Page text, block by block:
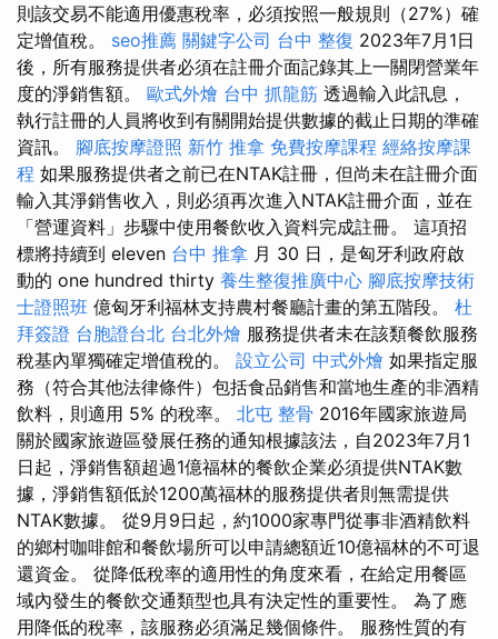
則該交易不能適用優惠稅率，必須按照一般規則（27%）確
定增值稅。 seo推薦 關鍵字公司 台中 整復 2023年7月1日
後，所有服務提供者必須在註冊介面記錄其上一關閉營業年
度的淨銷售額。 歐式外燴 台中 抓龍筋 透過輸入此訊息，
執行註冊的人員將收到有關開始提供數據的截止日期的準確
資訊。 腳底按摩證照 新竹 推拿 免費按摩課程 經絡按摩課
程 如果服務提供者之前已在NTAK註冊，但尚未在註冊介面
輸入其淨銷售收入，則必須再次進入NTAK註冊介面，並在
「營運資料」步驟中使用餐飲收入資料完成註冊。 這項招
標將持續到 eleven 台中 推拿 月 30 日，是匈牙利政府啟
動的 one hundred thirty 養生整復推廣中心 腳底按摩技術
士證照班 億匈牙利福林支持農村餐廳計畫的第五階段。 杜
拜簽證 台胞證台北 台北外燴 服務提供者未在該類餐飲服務
稅基內單獨確定增值稅的。 設立公司 中式外燴 如果指定服
務（符合其他法律條件）包括食品銷售和當地生產的非酒精
飲料，則適用 5% 的稅率。 北屯 整骨 2016年國家旅遊局
關於國家旅遊區發展任務的通知根據該法，自2023年7月1
日起，淨銷售額超過1億福林的餐飲企業必須提供NTAK數
據，淨銷售額低於1200萬福林的服務提供者則無需提供
NTAK數據。 從9月9日起，約1000家專門從事非酒精飲料
的鄉村咖啡館和餐飲場所可以申請總額近10億福林的不可退
還資金。 從降低稅率的適用性的角度來看，在給定用餐區
域內發生的餐飲交通類型也具有決定性的重要性。 為了應
用降低的稅率，該服務必須滿足幾個條件。 服務性質的有